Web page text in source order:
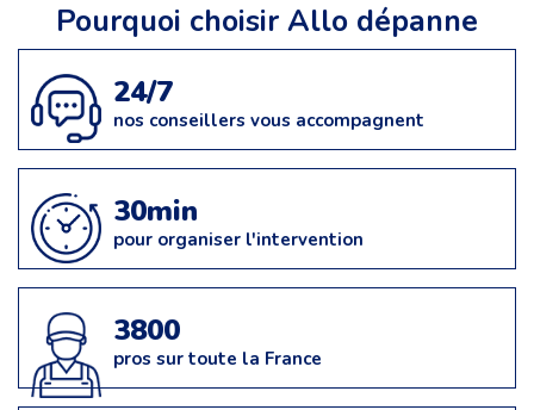
Pourquoi choisir Allo dépanne
24/7
nos conseillers vous accompagnent
30min
pour organiser l'intervention
3800
pros sur toute la France